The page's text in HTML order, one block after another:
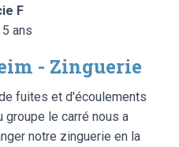
F
ans
- Zinguerie
fuites et d'écoulements
groupe le carré nous a
notre zinguerie en la